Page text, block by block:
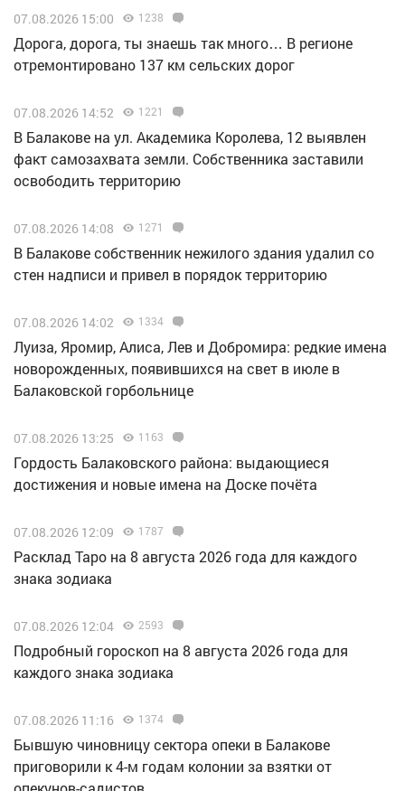
07.08.2026 15:00 1238
Дорога, дорога, ты знаешь так много… В регионе
отремонтировано 137 км сельских дорог
07.08.2026 14:52 1221
В Балакове на ул. Академика Королева, 12 выявлен
факт самозахвата земли. Собственника заставили
освободить территорию
07.08.2026 14:08 1271
В Балакове собственник нежилого здания удалил со
стен надписи и привел в порядок территорию
07.08.2026 14:02 1334
Луиза, Яромир, Алиса, Лев и Добромира: редкие имена
новорожденных, появившихся на свет в июле в
Балаковской горбольнице
07.08.2026 13:25 1163
Гордость Балаковского района: выдающиеся
достижения и новые имена на Доске почёта
07.08.2026 12:09 1787
Расклад Таро на 8 августа 2026 года для каждого
знака зодиака
07.08.2026 12:04 2593
Подробный гороскоп на 8 августа 2026 года для
каждого знака зодиака
07.08.2026 11:16 1374
Бывшую чиновницу сектора опеки в Балакове
приговорили к 4-м годам колонии за взятки от